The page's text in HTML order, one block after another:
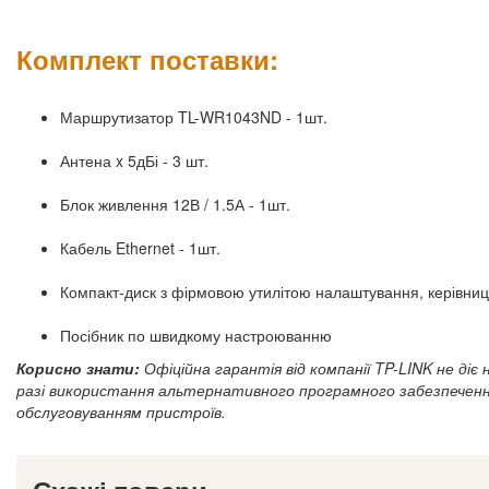
Комплект поставки:
Маршрутизатор TL-WR1043ND - 1шт.
Антена x 5дБі - 3 шт.
Блок живлення 12В / 1.5А - 1шт.
Кабель Ethernet - 1шт.
Компакт-диск з фірмовою утилітою налаштування,
Посібник по швидкому настроюванню
Корисно знати: Офіційна гарантія від компанії TP-LINK не
разі використання альтернативного програмного
обслуговуванням пристроїв.